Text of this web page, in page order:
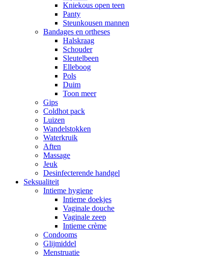
Kniekous open teen
Panty
Steunkousen mannen
Bandages en ortheses
Halskraag
Schouder
Sleutelbeen
Elleboog
Pols
Duim
Toon meer
Gips
Coldhot pack
Luizen
Wandelstokken
Waterkruik
Aften
Massage
Jeuk
Desinfecterende handgel
Seksualiteit
Intieme hygiene
Intieme doekjes
Vaginale douche
Vaginale zeep
Intieme crème
Condooms
Glijmiddel
Menstruatie